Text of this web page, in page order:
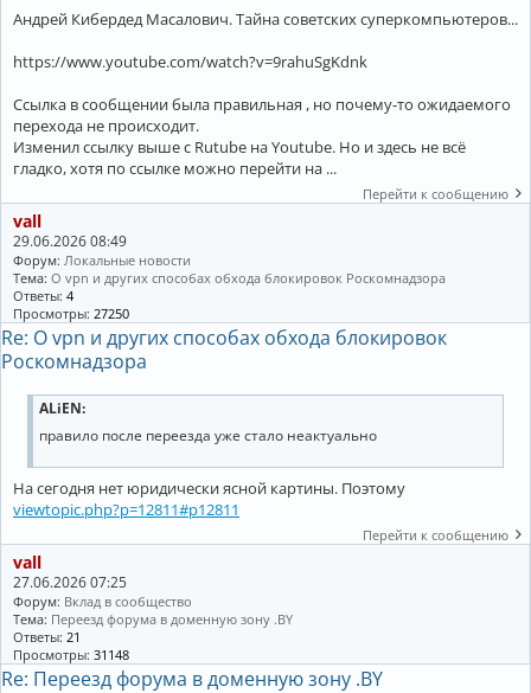
Андрей Кибердед Масалович. Тайна советских суперкомпьютеров...
https://www.youtube.com/watch?v=9rahuSgKdnk
Ссылка в сообщении была правильная , но почему-то ожидаемого
перехода не происходит.
Изменил ссылку выше с Rutube на Youtube. Но и здесь не всё
гладко, хотя по ссылке можно перейти на ...
Перейти к сообщению
vall
29.06.2026 08:49
Форум: Локальные новости
Тема: О vpn и других способах обхода блокировок Роскомнадзора
Ответы: 4
Просмотры: 27250
Re: О vpn и других способах обхода блокировок
Роскомнадзора
ALiEN:
правило после переезда уже стало неактуально
На сегодня нет юридически ясной картины. Поэтому
viewtopic.php?p=12811#p12811
Перейти к сообщению
vall
27.06.2026 07:25
Форум: Вклад в сообщество
Тема: Переезд форума в доменную зону .BY
Ответы: 21
Просмотры: 31148
Re: Переезд форума в доменную зону .BY